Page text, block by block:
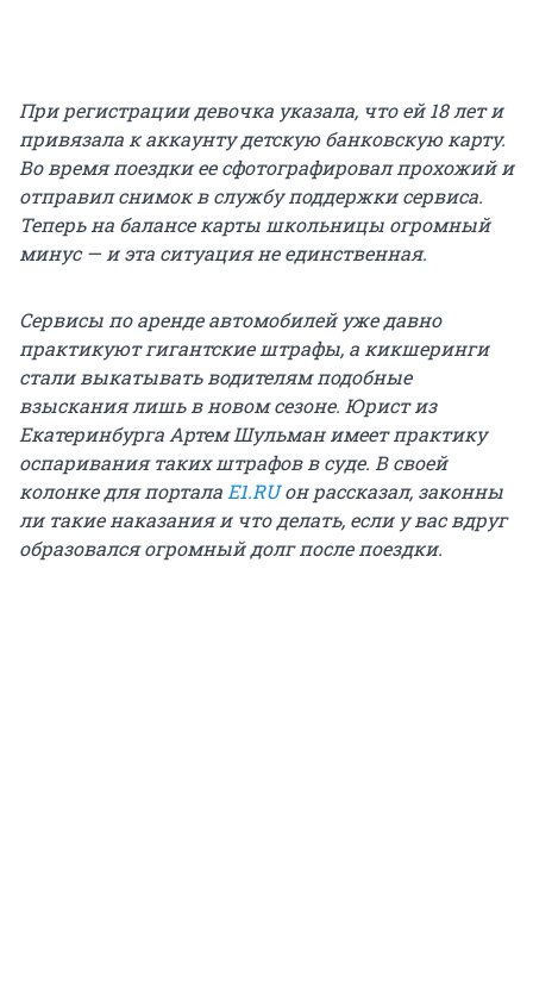
При регистрации девочка указала, что ей 18 лет и
привязала к аккаунту детскую банковскую карту.
Во время поездки ее сфотографировал прохожий и
отправил снимок в службу поддержки сервиса.
Теперь на балансе карты школьницы огромный
минус — и эта ситуация не единственная.
Сервисы по аренде автомобилей уже давно
практикуют гигантские штрафы, а кикшеринги
стали выкатывать водителям подобные
взыскания лишь в новом сезоне. Юрист из
Екатеринбурга Артем Шульман имеет практику
оспаривания таких штрафов в суде. В своей
колонке для портала E1.RUон рассказал, законны
ли такие наказания и что делать, если у вас вдруг
образовался огромный долг после поездки.